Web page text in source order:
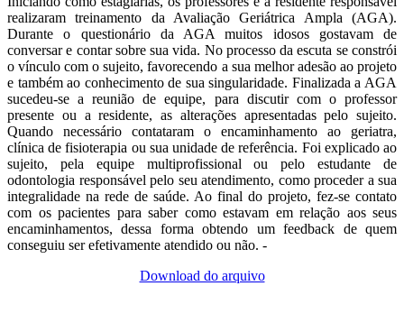
realizaram treinamento da Avaliação Geriátrica Ampla (AGA).
Durante o questionário da AGA muitos idosos gostavam de
conversar e contar sobre sua vida. No processo da escuta se constrói
o vínculo com o sujeito, favorecendo a sua melhor adesão ao projeto
e também ao conhecimento de sua singularidade. Finalizada a AGA
sucedeu-se a reunião de equipe, para discutir com o professor
presente ou a residente, as alterações apresentadas pelo sujeito.
Quando necessário contataram o encaminhamento ao geriatra,
clínica de fisioterapia ou sua unidade de referência. Foi explicado ao
sujeito, pela equipe multiprofissional ou pelo estudante de
odontologia responsável pelo seu atendimento, como proceder a sua
integralidade na rede de saúde. Ao final do projeto, fez-se contato
com os pacientes para saber como estavam em relação aos seus
encaminhamentos, dessa forma obtendo um feedback de quem
conseguiu ser efetivamente atendido ou não. -
Download do arquivo